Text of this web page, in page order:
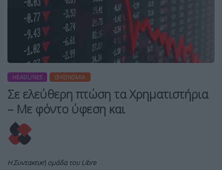
HEADLINES ΟΙΚΟΝΟΜΊΑ
Σε ελεύθερη πτώση τα Χρηματιστήρια
– Με φόντο ύφεση και
Η Συντακτική ομάδα του Libre